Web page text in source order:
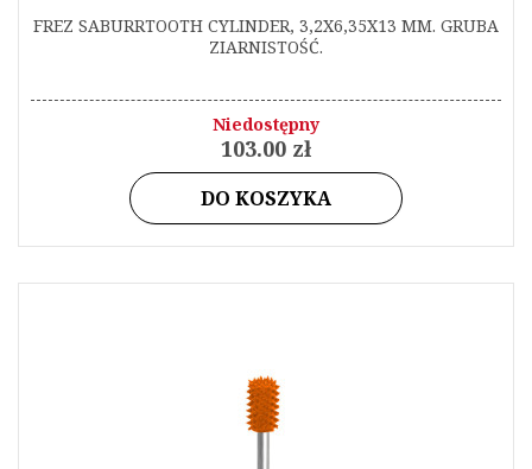
FREZ SABURRTOOTH CYLINDER, 3,2X6,35X13 MM. GRUBA
ZIARNISTOŚĆ.
Niedostępny
103.00 zł
DO KOSZYKA